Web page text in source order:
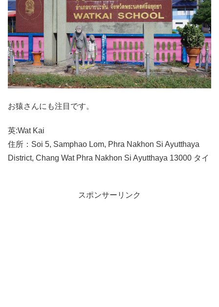
お猿さんにも注目です。
英:Wat Kai
住所：Soi 5, Samphao Lom, Phra Nakhon Si Ayutthaya
District, Chang Wat Phra Nakhon Si Ayutthaya 13000 タイ
スポンサーリンク